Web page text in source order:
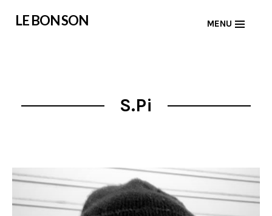
LE BON SON MENU
S.Pi